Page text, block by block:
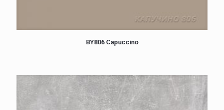
BY806 Capuccino